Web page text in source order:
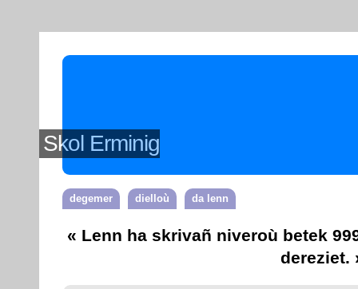
Skol Erminig
degemer dielloù da lenn
« Lenn ha skrivañ niveroù betek
dereziet.